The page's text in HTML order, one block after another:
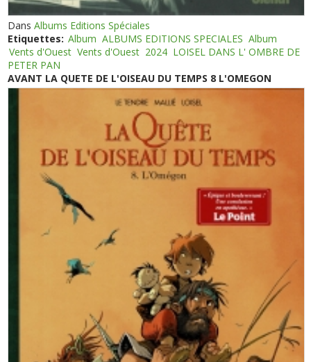
DansAlbums Editions Spéciales
Etiquettes: Album ALBUMS EDITIONS SPECIALES Album
Vents d'Ouest Vents d'Ouest 2024 LOISEL DANS L' OMBRE DE
PETER PAN
AVANT LA QUETE DE L'OISEAU DU TEMPS 8 L'OMEGON